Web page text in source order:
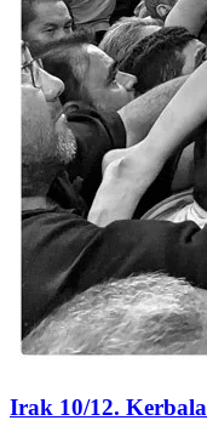
Irak 10/12.